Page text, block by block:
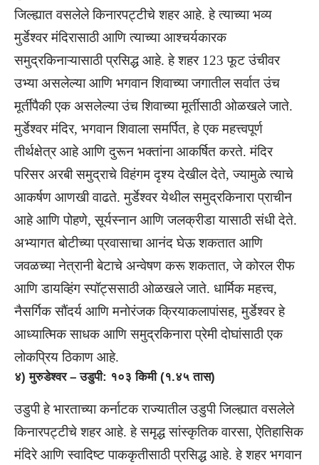
जिल्ह्यात वसलेले किनारपट्टीचे शहर आहे. हे त्याच्या भव्य
मुर्डेश्वर मंदिरासाठी आणि त्याच्या आश्चर्यकारक
समुद्रकिनाऱ्यासाठी प्रसिद्ध आहे. हे शहर 123 फूट उंचीवर
उभ्या असलेल्या आणि भगवान शिवाच्या जगातील सर्वात उंच
मूर्तींपैकी एक असलेल्या उंच शिवाच्या मूर्तीसाठी ओळखले जाते.
मुर्डेश्वर मंदिर, भगवान शिवाला समर्पित, हे एक महत्त्वपूर्ण
तीर्थक्षेत्र आहे आणि दुरून भक्तांना आकर्षित करते. मंदिर
परिसर अरबी समुद्राचे विहंगम दृश्य देखील देते, ज्यामुळे त्याचे
आकर्षण आणखी वाढते. मुर्डेश्वर येथील समुद्रकिनारा प्राचीन
आहे आणि पोहणे, सूर्यस्नान आणि जलक्रीडा यासाठी संधी देते.
अभ्यागत बोटीच्या प्रवासाचा आनंद घेऊ शकतात आणि
जवळच्या नेत्रानी बेटाचे अन्वेषण करू शकतात, जे कोरल रीफ
आणि डायव्हिंग स्पॉट्ससाठी ओळखले जाते. धार्मिक महत्त्व,
नैसर्गिक सौंदर्य आणि मनोरंजक क्रियाकलापांसह, मुर्डेश्वर हे
आध्यात्मिक साधक आणि समुद्रकिनारा प्रेमी दोघांसाठी एक
लोकप्रिय ठिकाण आहे.
४) मुरुडेश्वर – उडुपी: १०३ किमी (१.४५ तास)
उडुपी हे भारताच्या कर्नाटक राज्यातील उडुपी जिल्ह्यात वसलेले
किनारपट्टीचे शहर आहे. हे समृद्ध सांस्कृतिक वारसा, ऐतिहासिक
मंदिरे आणि स्वादिष्ट पाककृतीसाठी प्रसिद्ध आहे. हे शहर भगवान